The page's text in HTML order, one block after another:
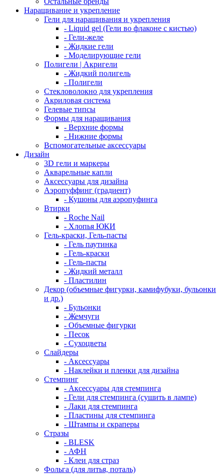
Наращивание и укрепление
Гели для наращивания и укрепления
- Liquid gel (Гели во флаконе с кистью)
- Гели-желе
- Жидкие гели
- Моделирующие гели
Полигели | Акригели
- Жидкий полигель
- Полигели
Стекловолокно для укрепления
Акриловая система
Гелевые типсы
Формы для наращивания
- Верхние формы
- Нижние формы
Вспомогательные аксессуары
Дизайн
3D гели и маркеры
Акварельные капли
Аксессуары для дизайна
Аэропуффинг (градиент)
- Кушоны для аэропуфинга
Втирки
- Roche Nail
- Хлопья ЮКИ
Гель-краски, Гель-пасты
- Гель паутинка
- Гель-краски
- Гель-пасты
- Жидкий металл
- Пластилин
Декор (объемные фигурки, камифубуки, бульонки
и др.)
- Бульонки
- Жемчуги
- Объемные фигурки
- Песок
- Сухоцветы
Слайдеры
- Аксессуары
- Наклейки и пленки для дизайна
Стемпинг
- Аксессуары для стемпинга
- Гели для стемпинга (сушить в лампе)
- Лаки для стемпинга
- Пластины для стемпинга
- Штампы и скраперы
Стразы
- BLESK
- АФН
- Клеи для страз
Фольга (для литья, поталь)